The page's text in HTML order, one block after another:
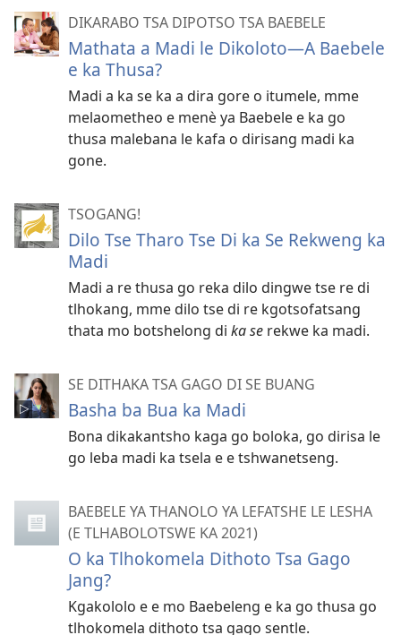
DIKARABO TSA DIPOTSO TSA BAEBELE
Mathata a Madi le Dikoloto—A Baebele
e ka Thusa?
Madi a ka se ka a dira gore o itumele, mme
melaometheo e menѐ ya Baebele e ka go
thusa malebana le kafa o dirisang madi ka
gone.
TSOGANG!
Dilo Tse Tharo Tse Di ka Se Rekweng ka
Madi
Madi a re thusa go reka dilo dingwe tse re di
tlhokang, mme dilo tse di re kgotsofatsang
thata mo botshelong di ka se rekwe ka madi.
SE DITHAKA TSA GAGO DI SE BUANG
Basha ba Bua ka Madi
Bona dikakantsho kaga go boloka, go dirisa le
go leba madi ka tsela e e tshwanetseng.
BAEBELE YA THANOLO YA LEFATSHE LE LESHA
(E TLHABOLOTSWE KA 2021)
O ka Tlhokomela Dithoto Tsa Gago
Jang?
Kgakololo e e mo Baebeleng e ka go thusa go
tlhokomela dithoto tsa gago sentle.